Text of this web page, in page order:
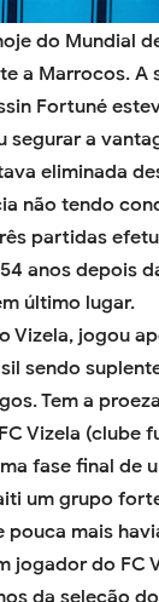
do Mundial
a Marrocos. A
Fortuné
segurar a
eliminada
não tendo
partidas
anos depois
último lugar.
Vizela, jogou
sendo
Tem a
Vizela (clube
fase final de
um grupo
pouca mais
jogador do FC